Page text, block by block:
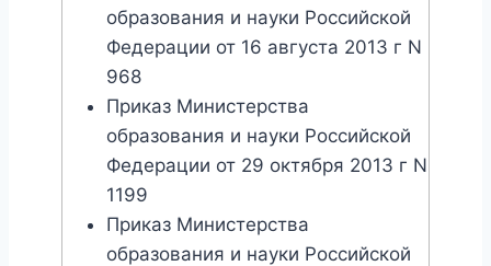
образования и науки Российской
Федерации от 16 августа 2013 г N
968
Приказ Министерства
образования и науки Российской
Федерации от 29 октября 2013 г N
1199
Приказ Министерства
образования и науки Российской